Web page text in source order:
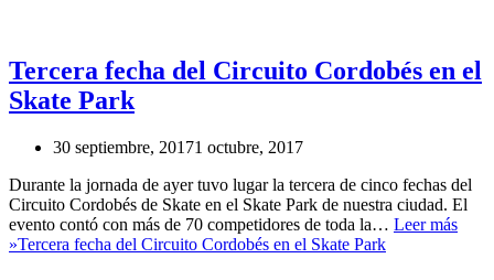
Tercera fecha del Circuito Cordobés en el
Skate Park
30 septiembre, 20171 octubre, 2017
Durante la jornada de ayer tuvo lugar la tercera de cinco fechas del
Circuito Cordobés de Skate en el Skate Park de nuestra ciudad. El
evento contó con más de 70 competidores de toda la… Leer más
»Tercera fecha del Circuito Cordobés en el Skate Park